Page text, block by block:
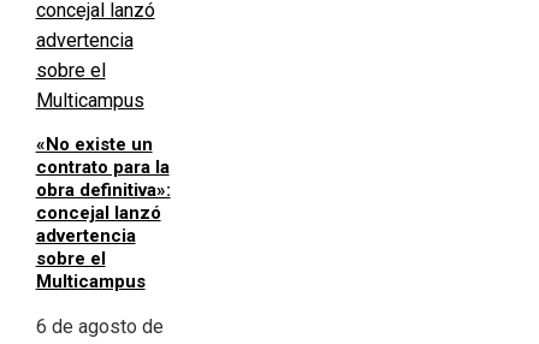
«No existe un
contrato para la
obra definitiva»:
concejal lanzó
advertencia
sobre el
Multicampus
6 de agosto de